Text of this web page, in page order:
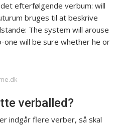
efterfølgende verbum: will
bruges til at beskrive
The system will arouse
one will be sure whether he or
verballed?
indgår flere verber, så skal